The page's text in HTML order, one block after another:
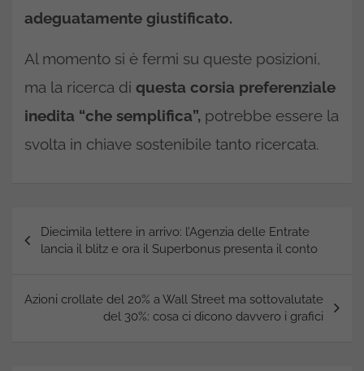
adeguatamente giustificato.
Al momento si è fermi su queste posizioni,
ma la ricerca di questa corsia preferenziale
inedita “che semplifica”, potrebbe essere la
svolta in chiave sostenibile tanto ricercata.
Navigazione
articoli
Diecimila lettere in arrivo: l’Agenzia delle Entrate
lancia il blitz e ora il Superbonus presenta il conto
Azioni crollate del 20% a Wall Street ma sottovalutate
del 30%: cosa ci dicono davvero i grafici